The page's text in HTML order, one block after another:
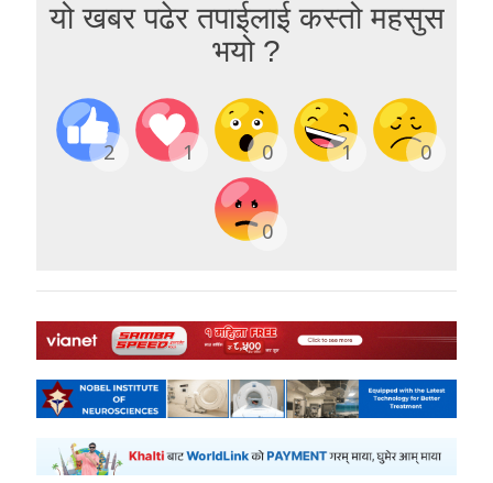
यो खबर पढेर तपाईलाई कस्तो महसुस
भयो ?
2 1 0 1 0
0